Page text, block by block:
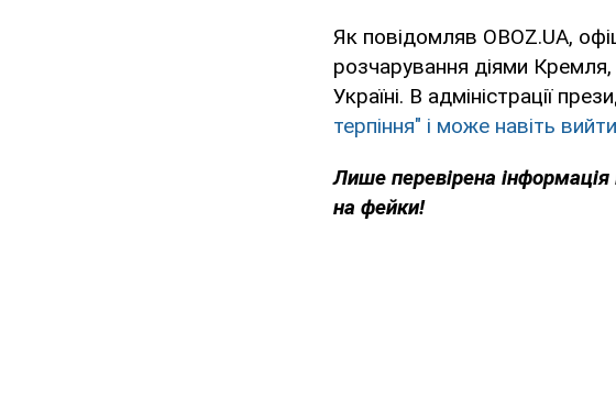
Як повідомляв OBOZ.UA,
розчарування діями Кремля,
Україні. В адміністрації
терпіння" і може навіть вийти
Лише перевірена інформація
на фейки!